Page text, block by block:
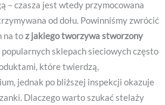
– czasza jest wtedy przymocowana
od dołu. Powinniśmy zwrócić
na toz jakiego tworzywa stworzony
popularnych sklepach sieciowych często
które twierdzą,
jednak po bliższej inspekcji okazuje
Dlaczego warto szukać stelaży